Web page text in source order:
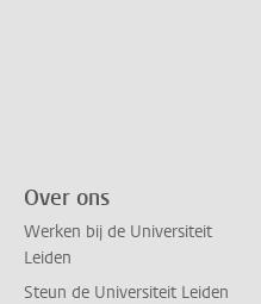
Over ons
Werken bij de Universiteit
Leiden
Steun de Universiteit Leiden